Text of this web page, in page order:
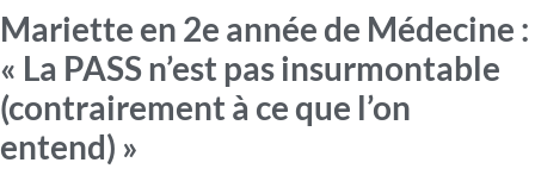
Mariette en 2e année de Médecine :
« La PASS n’est pas insurmontable
(contrairement à ce que l’on
entend) »